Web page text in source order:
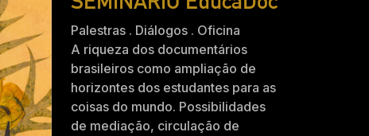
Palestras . Diálogos . Oficina
A riqueza dos documentários
brasileiros como ampliação de
horizontes dos estudantes para as
coisas do mundo. Possibilidades
de mediação, circulação de